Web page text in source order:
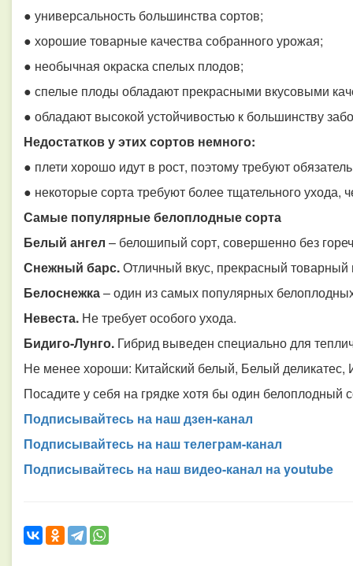
● универсальность большинства сортов;
● хорошие товарные качества собранного урожая;
● необычная окраска спелых плодов;
● спелые плоды обладают прекрасными вкусовыми
● обладают высокой устойчивостью к большинству
Недостатков у этих сортов немного:
● плети хорошо идут в рост, поэтому требуют
● некоторые сорта требуют более тщательного ухода,
Самые популярные белоплодные сорта
Белый ангел – белошипый сорт, совершенно без
Снежный барс.Отличный вкус, прекрасный товарный
Белоснежка– один из самых популярных
Невеста. Не требует особого ухода.
Бидиго-Лунго. Гибрид выведен специально для
Не менее хороши: Китайский белый, Белый деликатес,
Посадите у себя на грядке хотя бы один белоплодный
Подписывайтесь на наш дзен-канал
Подписывайтесь на наш телеграм-канал
Подписывайтесь на наш видео-канал на youtube